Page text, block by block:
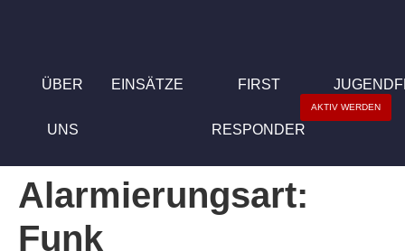
ÜBER
UNS
EINSÄTZE FIRST
RESPONDER
AKTIV WERDEN
Alarmierungsart:
Funk